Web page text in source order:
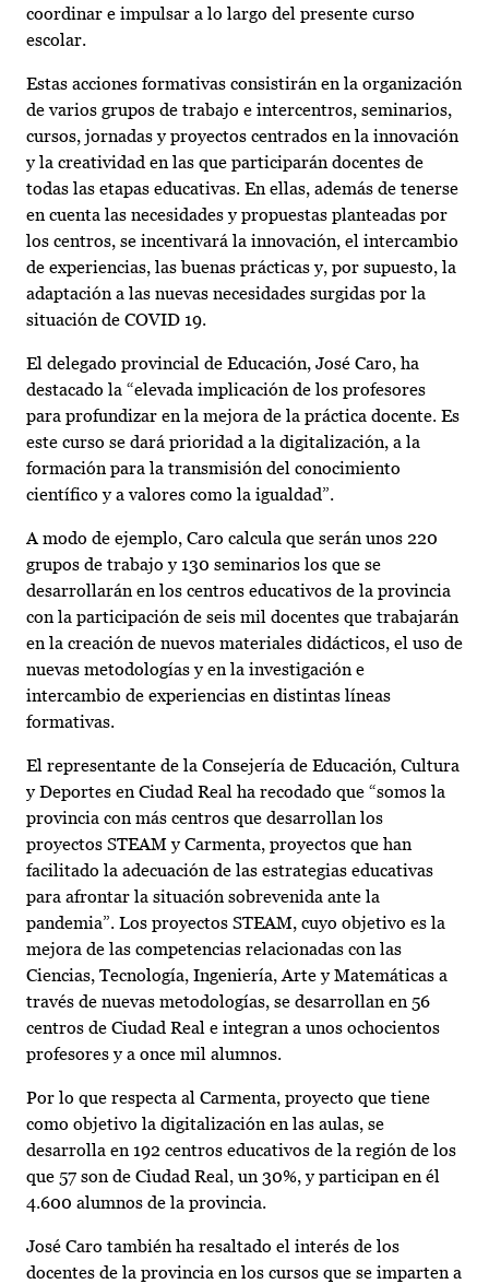
coordinar e impulsar a lo largo del presente curso
escolar.
Estas acciones formativas consistirán en la organización
de varios grupos de trabajo e intercentros, seminarios,
cursos, jornadas y proyectos centrados en la innovación
y la creatividad en las que participarán docentes de
todas las etapas educativas. En ellas, además de tenerse
en cuenta las necesidades y propuestas planteadas por
los centros, se incentivará la innovación, el intercambio
de experiencias, las buenas prácticas y, por supuesto, la
adaptación a las nuevas necesidades surgidas por la
situación de COVID 19.
El delegado provincial de Educación, José Caro, ha
destacado la “elevada implicación de los profesores
para profundizar en la mejora de la práctica docente. Es
este curso se dará prioridad a la digitalización, a la
formación para la transmisión del conocimiento
científico y a valores como la igualdad”.
A modo de ejemplo, Caro calcula que serán unos 220
grupos de trabajo y 130 seminarios los que se
desarrollarán en los centros educativos de la provincia
con la participación de seis mil docentes que trabajarán
en la creación de nuevos materiales didácticos, el uso de
nuevas metodologías y en la investigación e
intercambio de experiencias en distintas líneas
formativas.
El representante de la Consejería de Educación, Cultura
y Deportes en Ciudad Real ha recodado que “somos la
provincia con más centros que desarrollan los
proyectos STEAM y Carmenta, proyectos que han
facilitado la adecuación de las estrategias educativas
para afrontar la situación sobrevenida ante la
pandemia”. Los proyectos STEAM, cuyo objetivo es la
mejora de las competencias relacionadas con las
Ciencias, Tecnología, Ingeniería, Arte y Matemáticas a
través de nuevas metodologías, se desarrollan en 56
centros de Ciudad Real e integran a unos ochocientos
profesores y a once mil alumnos.
Por lo que respecta al Carmenta, proyecto que tiene
como objetivo la digitalización en las aulas, se
desarrolla en 192 centros educativos de la región de los
que 57 son de Ciudad Real, un 30%, y participan en él
4.600 alumnos de la provincia.
José Caro también ha resaltado el interés de los
docentes de la provincia en los cursos que se imparten a